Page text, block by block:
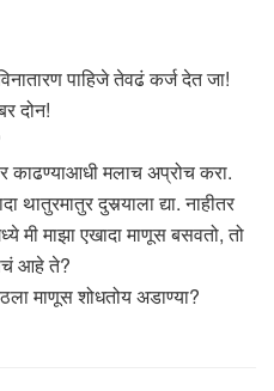
पाहिजे तेवढं कर्ज देत जा!
दोन!
मलाच अप्रोच करा.
दुसर्‍याला द्या. नाहीतर
माझा एखादा माणूस बसवतो, तो
आहे ते?
माणूस शोधतोय अडाण्या?